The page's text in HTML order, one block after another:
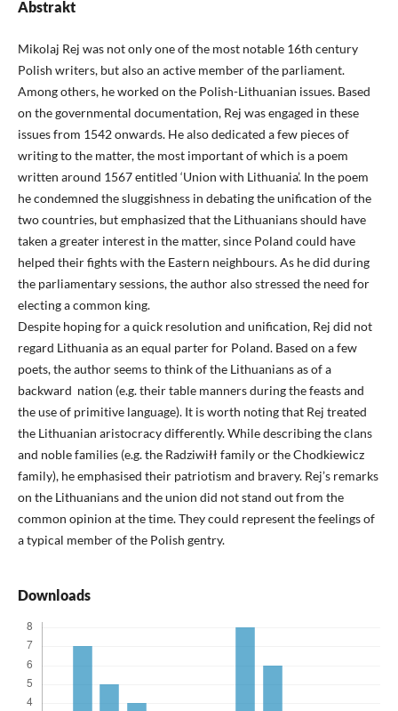
Abstrakt
Mikolaj Rej was not only one of the most notable 16th century
Polish writers, but also an active member of the parliament.
Among others, he worked on the Polish-Lithuanian issues. Based
on the governmental documentation, Rej was engaged in these
issues from 1542 onwards. He also dedicated a few pieces of
writing to the matter, the most important of which is a poem
written around 1567 entitled ‘Union with Lithuania’. In the poem
he condemned the sluggishness in debating the unification of the
two countries, but emphasized that the Lithuanians should have
taken a greater interest in the matter, since Poland could have
helped their fights with the Eastern neighbours. As he did during
the parliamentary sessions, the author also stressed the need for
electing a common king.
Despite hoping for a quick resolution and unification, Rej did not
regard Lithuania as an equal parter for Poland. Based on a few
poets, the author seems to think of the Lithuanians as of a
backward nation (e.g. their table manners during the feasts and
the use of primitive language). It is worth noting that Rej treated
the Lithuanian aristocracy differently. While describing the clans
and noble families (e.g. the Radziwiłł family or the Chodkiewicz
family), he emphasised their patriotism and bravery. Rej’s remarks
on the Lithuanians and the union did not stand out from the
common opinion at the time. They could represent the feelings of
a typical member of the Polish gentry.
Downloads